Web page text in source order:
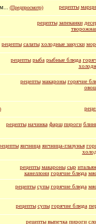
рецепты
(Предпросмотр)
рецепты запеканки
рецепты салаты холодные закуски
рецепты рыба рыбные блюда
рецепты макароны горячие
рецепты начинка фарш пироги
яичница яичница-глазунья
рецепты макароны сыр
канеллони горячие блюда
рецепты супы горячие блюда
рецепты супы горячие блюда
рецепты выпечка пироги